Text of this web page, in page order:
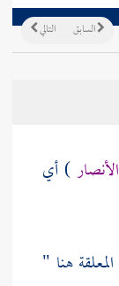
التالي السابق
الأنصار) أي
المعلقة هنا "